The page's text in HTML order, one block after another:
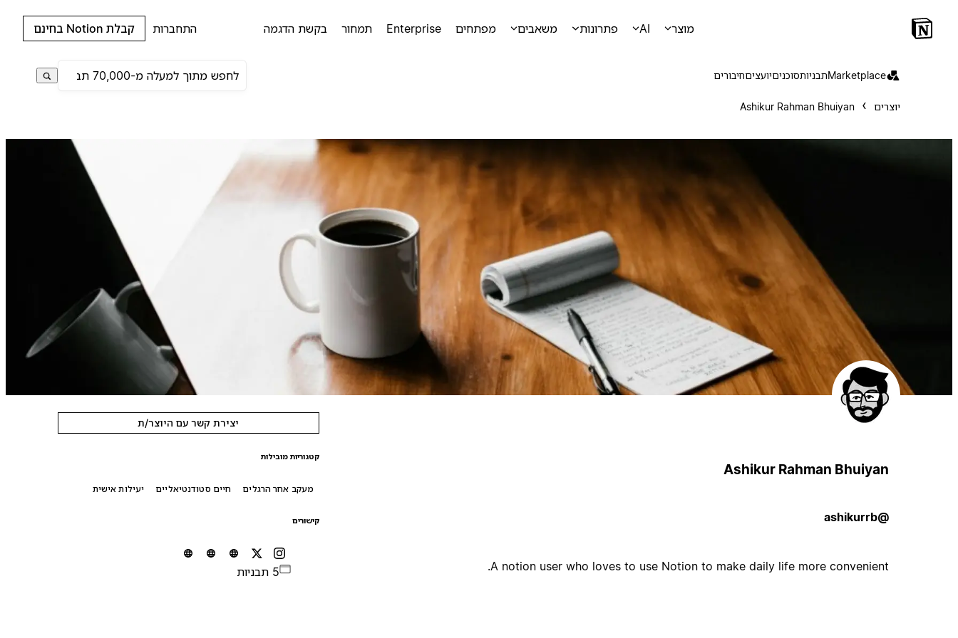
מוצר AI פתרונות משאבים מפתחים Enterprise תמחור בקשת הדגמה התחברות קבלת Notion בחינם
Marketplaceתבניותסוכניםיועציםחיבורים
יוצרים Ashikur Rahman Bhuiyan
Ashikur Rahman Bhuiyan
@ashikurrb
A notion user who loves to use Notion to make daily life more convenient.
יצירת קשר עם היוצר/ת
קטגוריות מובילות
מעקב אחר הרגלים חיים סטודנטיאליים יעילות אישית
קישורים
5 תבניות